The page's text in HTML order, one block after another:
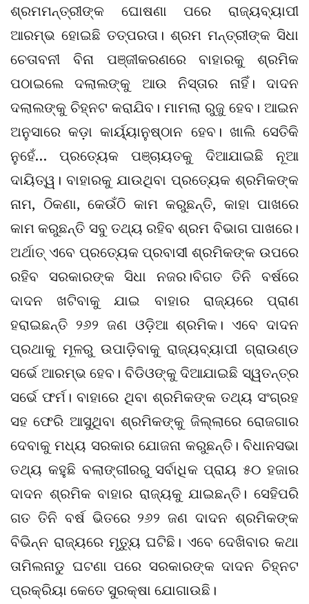
ଶ୍ରମମନ୍ତ୍ରୀଙ୍କ ଘୋଷଣା ପରେ ରାଜ୍ୟବ୍ୟାପୀ
ଆରମ୍ଭ ହୋଇଛି ତତ୍ପରତା। ଶ୍ରମ ମନ୍ତ୍ରୀଙ୍କ ସିଧା
ଚେତାବନୀ ବିନା ପଞ୍ଜୀକରଣରେ ବାହାରକୁ ଶ୍ରମିକ
ପଠାଇଲେ ଦଲାଲଙ୍କୁ ଆଉ ନିସ୍ତାର ନାହିଁ। ଦାଦନ
ଦଲାଲଙ୍କୁ ଚିହ୍ନଟ କରାଯିବ। ମାମଲା ରୁଜୁ ହେବ। ଆଇନ
ଅନୁସାରେ କଡ଼ା କାର୍ୟ୍ୟାନୁଷ୍ଠାନ ହେବ। ଖାଲି ସେତିକି
ନୁହେଁ… ପ୍ରତ୍ୟେକ ପଞ୍ଚାୟତକୁ ଦିଆଯାଇଛି ନୂଆ
ଦାୟିତ୍ୱ। ବାହାରକୁ ଯାଉଥିବା ପ୍ରତ୍ୟେକ ଶ୍ରମିକଙ୍କ
ନାମ, ଠିକଣା, କେଉଁଠି କାମ କରୁଛନ୍ତି, କାହା ପାଖରେ
କାମ କରୁଛନ୍ତି ସବୁ ତଥ୍ୟ ରହିବ ଶ୍ରମ ବିଭାଗ ପାଖରେ।
ଅର୍ଥାତ୍ ଏବେ ପ୍ରତ୍ୟେକ ପ୍ରବାସୀ ଶ୍ରମିକଙ୍କ ଉପରେ
ରହିବ ସରକାରଙ୍କ ସିଧା ନଜର।ବିଗତ ତିନି ବର୍ଷରେ
ଦାଦନ ଖଟିବାକୁ ଯାଇ ବାହାର ରାଜ୍ୟରେ ପ୍ରାଣ
ହରାଇଛନ୍ତି ୨୬୨ ଜଣ ଓଡ଼ିଆ ଶ୍ରମିକ। ଏବେ ଦାଦନ
ପ୍ରଥାକୁ ମୂଳରୁ ଉପାଡ଼ିବାକୁ ରାଜ୍ୟବ୍ୟାପୀ ଗ୍ରାଉଣ୍ଡ
ସର୍ଭେ ଆରମ୍ଭ ହେବ। ବିଡିଓଙ୍କୁ ଦିଆଯାଇଛି ସ୍ୱତନ୍ତ୍ର
ସର୍ଭେ ଫର୍ମ। ବାହାରେ ଥିବା ଶ୍ରମିକଙ୍କ ତଥ୍ୟ ସଂଗ୍ରହ
ସହ ଫେରି ଆସୁଥିବା ଶ୍ରମିକଙ୍କୁ ଜିଲ୍ଲାରେ ରୋଜଗାର
ଦେବାକୁ ମଧ୍ୟ ସରକାର ଯୋଜନା କରୁଛନ୍ତି। ବିଧାନସଭା
ତଥ୍ୟ କହୁଛି ବଲାଙ୍ଗୀରରୁ ସର୍ବାଧିକ ପ୍ରାୟ ୫୦ ହଜାର
ଦାଦନ ଶ୍ରମିକ ବାହାର ରାଜ୍ୟକୁ ଯାଇଛନ୍ତି। ସେହିପରି
ଗତ ତିନି ବର୍ଷ ଭିତରେ ୨୬୨ ଜଣ ଦାଦନ ଶ୍ରମିକଙ୍କ
ବିଭିନ୍ନ ରାଜ୍ୟରେ ମୃତ୍ୟୁ ଘଟିଛି। ଏବେ ଦେଖିବାର କଥା
ତାମିଲନାଡୁ ଘଟଣା ପରେ ସରକାରଙ୍କ ଦାଦନ ଚିହ୍ନଟ
ପ୍ରକ୍ରିୟା କେତେ ସୁରକ୍ଷା ଯୋଗାଉଛି।